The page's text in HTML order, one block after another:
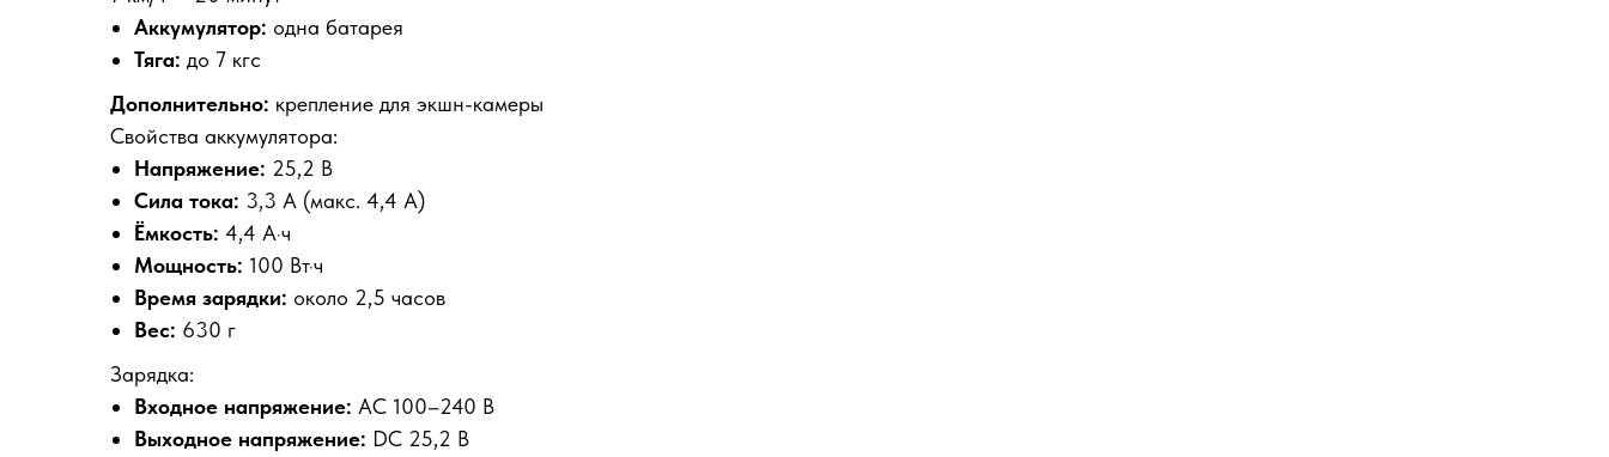
Аккумулятор: одна батарея
Тяга: до 7 кгс
Дополнительно: крепление для экшн-камеры
Свойства аккумулятора:
Напряжение: 25,2 В
Сила тока: 3,3 А (макс. 4,4 А)
Ёмкость: 4,4 А·ч
Мощность: 100 Вт·ч
Время зарядки: около 2,5 часов
Вес: 630 г
Зарядка:
Входное напряжение: AC 100–240 В
Выходное напряжение: DC 25,2 В